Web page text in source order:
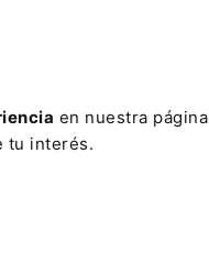
en nuestra página
tu interés.
el